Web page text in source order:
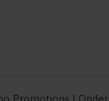
Promotions |